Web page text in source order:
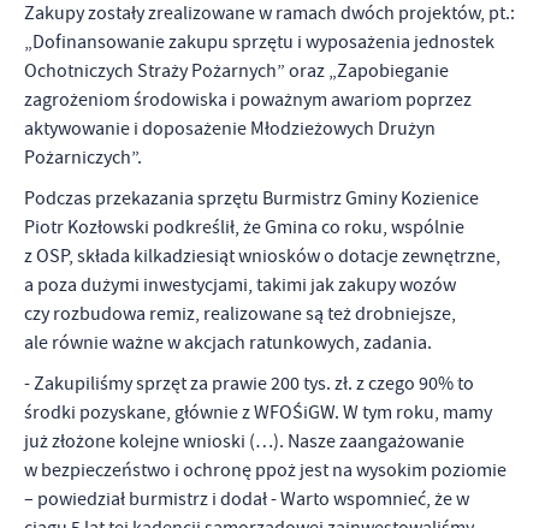
Zakupy zostały zrealizowane w ramach dwóch projektów, pt.:
„Dofinansowanie zakupu sprzętu i wyposażenia jednostek
Ochotniczych Straży Pożarnych” oraz „Zapobieganie
zagrożeniom środowiska i poważnym awariom poprzez
aktywowanie i doposażenie Młodzieżowych Drużyn
Pożarniczych”.
Podczas przekazania sprzętu Burmistrz Gminy Kozienice
Piotr Kozłowski podkreślił, że Gmina co roku, wspólnie
z OSP, składa kilkadziesiąt wniosków o dotacje zewnętrzne,
a poza dużymi inwestycjami, takimi jak zakupy wozów
czy rozbudowa remiz, realizowane są też drobniejsze,
ale równie ważne w akcjach ratunkowych, zadania.
- Zakupiliśmy sprzęt za prawie 200 tys. zł. z czego 90% to
środki pozyskane, głównie z WFOŚiGW. W tym roku, mamy
już złożone kolejne wnioski (…). Nasze zaangażowanie
w bezpieczeństwo i ochronę ppoż jest na wysokim poziomie
– powiedział burmistrz i dodał - Warto wspomnieć, że w
Cookies analityczne pozwalają na uzyskanie informacji w zakresie
wykorzystywania witryny internetowej, miejsca oraz częstotliwości,
z jaką odwiedzane są nasze serwisy www. Dane pozwalają nam na
ocenę naszych serwisów internetowych pod względem ich
popularności wśród użytkowników. Zgromadzone informacje są
przetwarzane w formie zanonimizowanej. Wyrażenie zgody na
analityczne pliki cookies gwarantuje dostępność wszystkich
funkcjonalności.
Więcej
Reklamowe
Dzięki reklamowym plikom cookies prezentujemy Ci najciekawsze
informacje i aktualności na stronach naszych partnerów.
Promocyjne pliki cookies służą do prezentowania Ci naszych
komunikatów na podstawie analizy Twoich upodobań oraz Twoich
zwyczajów dotyczących przeglądanej witryny internetowej. Treści
promocyjne mogą pojawić się na stronach podmiotów trzecich lub
firm będących naszymi partnerami oraz innych dostawców usług.
Firmy te działają w charakterze pośredników prezentujących nasze
treści w postaci wiadomości, ofert, komunikatów mediów
Więcej